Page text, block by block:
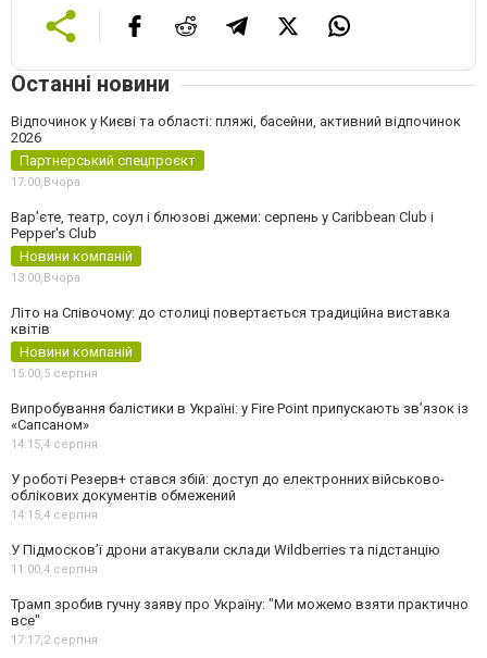
Останні новини
Відпочинок у Києві та області: пляжі, басейни, активний відпочинок
2026
Партнерський спецпроєкт
17:00,Вчора
Вар’єте, театр, соул і блюзові джеми: серпень у Caribbean Club і
Pepper's Club
Новини компаній
13:00,Вчора
Літо на Співочому: до столиці повертається традиційна виставка
квітів
Новини компаній
15:00,5 серпня
Випробування балістики в Україні: у Fire Point припускають зв’язок із
«Сапсаном»
14:15,4 серпня
У роботі Резерв+ стався збій: доступ до електронних військово-
облікових документів обмежений
14:15,4 серпня
У Підмосков’ї дрони атакували склади Wildberries та підстанцію
11:00,4 серпня
Трамп зробив гучну заяву про Україну: "Ми можемо взяти практично
все"
17:17,2 серпня